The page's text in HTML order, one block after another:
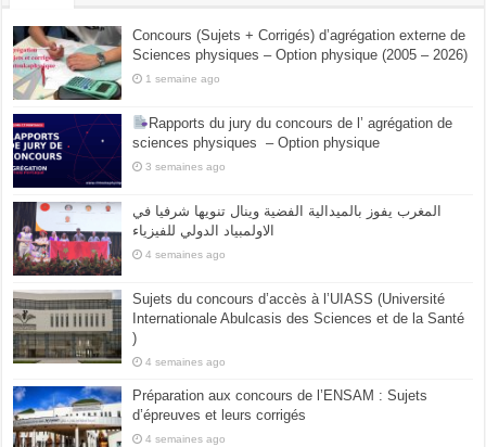
Concours (Sujets + Corrigés) d’agrégation externe de
Sciences physiques – Option physique (2005 – 2026)
1 semaine ago
Rapports du jury du concours de l’ agrégation de
sciences physiques – Option physique
3 semaines ago
المغرب يفوز بالميدالية الفضية وينال تنويها شرفيا في
الاولمبياد الدولي للفيزياء
4 semaines ago
Sujets du concours d’accès à l’UIASS (Université
Internationale Abulcasis des Sciences et de la Santé
)
4 semaines ago
Préparation aux concours de l’ENSAM : Sujets
d’épreuves et leurs corrigés
4 semaines ago